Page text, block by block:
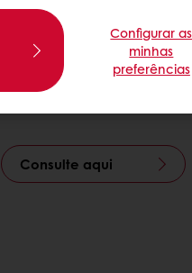
Renovámos a nossa
tendências do
cada vez mais
do dia.
Consulte aqui
Configurar as
minhas
preferências